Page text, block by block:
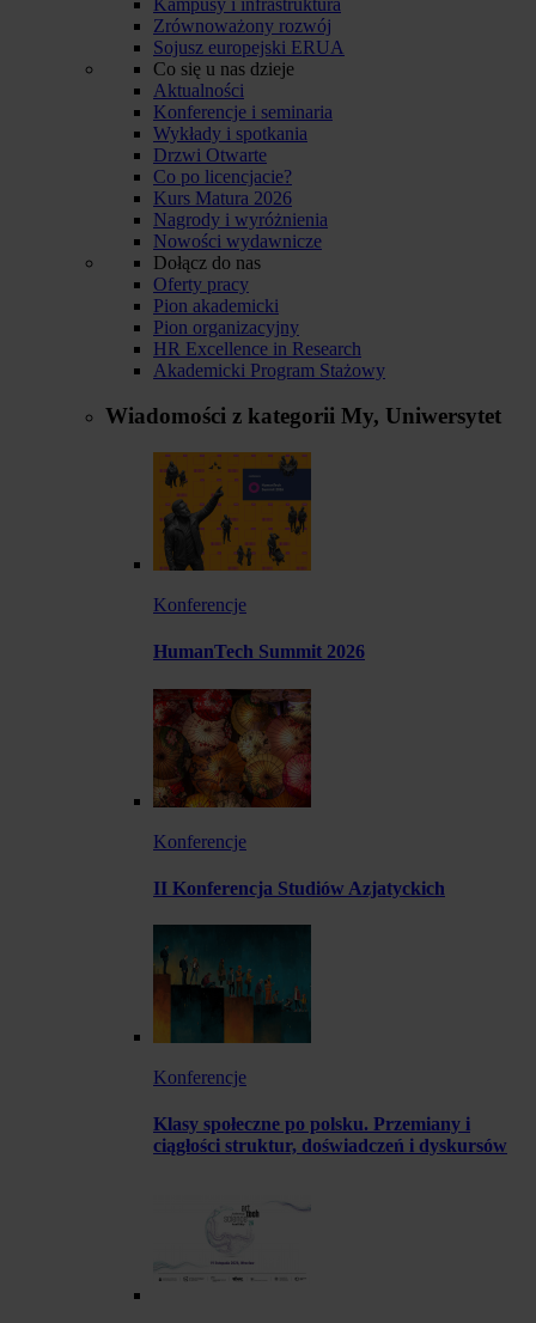
Zrównoważony rozwój
Sojusz europejski ERUA
Co się u nas dzieje
Aktualności
Konferencje i seminaria
Wykłady i spotkania
Drzwi Otwarte
Co po licencjacie?
Kurs Matura 2026
Nagrody i wyróżnienia
Nowości wydawnicze
Dołącz do nas
Oferty pracy
Pion akademicki
Pion organizacyjny
HR Excellence in Research
Akademicki Program Stażowy
Wiadomości z kategorii My, Uniwersytet
Konferencje
HumanTech Summit 2026
Konferencje
II Konferencja Studiów Azjatyckich
Konferencje
Klasy społeczne po polsku. Przemiany i
ciągłości struktur, doświadczeń i dyskursów